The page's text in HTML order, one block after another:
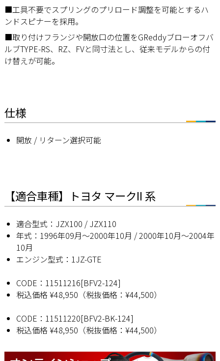
■工具不要でスプリングのプリロード調整を可能とするハ
ンドスピナーを採用。
■取り付けフランジや開放口の位置をGReddyブローオフバ
ルブTYPE-RS、RZ、FVと同寸法とし、従来モデルからの付
け替えが可能。
仕様
開放 / リターン選択可能
【適合車種】トヨタ マークII 系
適合型式：JZX100 / JZX110
年式：1996年09月〜2000年10月 / 2000年10月〜2004年
10月
エンジン型式：1JZ-GTE
CODE：11511216[BFV2-124]
税込価格 ¥48,950（税抜価格：¥44,500）
CODE：11511220[BFV2-BK-124]
税込価格 ¥48,950（税抜価格：¥44,500）